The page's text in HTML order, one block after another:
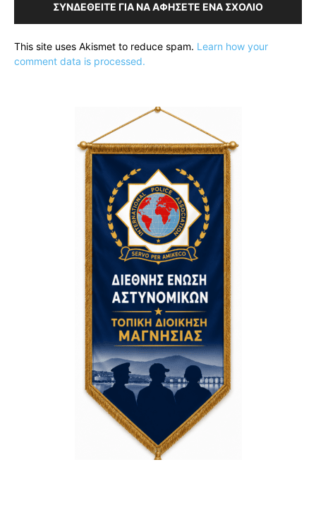
ΣΥΝΔΕΘΕΊΤΕ ΓΙΑ ΝΑ ΑΦΉΣΕΤΕ ΈΝΑ ΣΧΌΛΙΟ
This site uses Akismet to reduce spam. Learn how your
comment data is processed.